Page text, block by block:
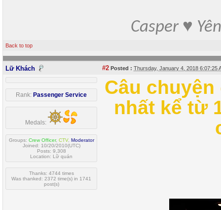
Casper ♥
Back to top
Lữ Khách #2 Posted : Thursday, January 4, 2018 6:07:25
Rank: Passenger Service
Medals:
Groups: Crew Officer, CTV, Moderator
Joined: 10/20/2010(UTC)
Posts: 9,308
Location: Lữ quán
Thanks: 4744 times
Was thanked: 2372 time(s) in 1741
post(s)
Câu
nhất kể từ